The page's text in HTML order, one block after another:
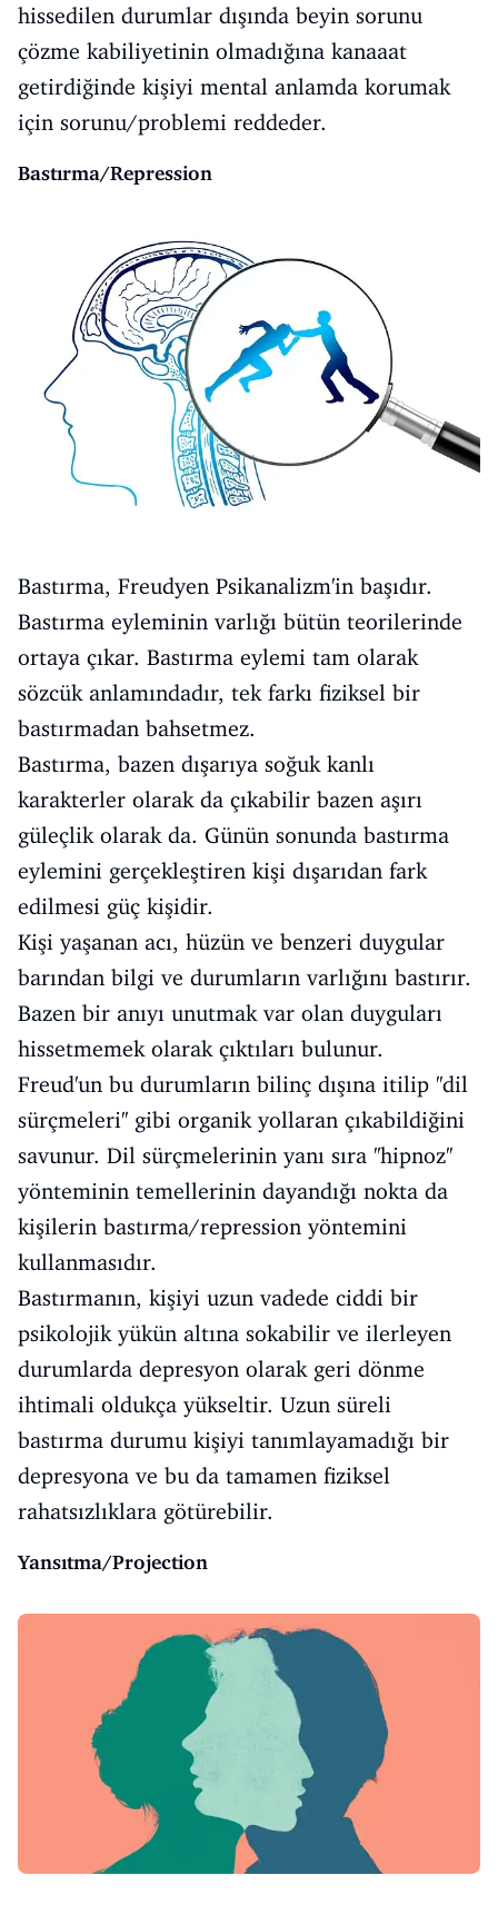
hissedilen durumlar dışında beyin sorunu
çözme kabiliyetinin olmadığına kanaaat
getirdiğinde kişiyi mental anlamda korumak
için sorunu/problemi reddeder.
Bastırma/Repression
Bastırma, Freudyen Psikanalizm'in başıdır.
Bastırma eyleminin varlığı bütün teorilerinde
ortaya çıkar. Bastırma eylemi tam olarak
sözcük anlamındadır, tek farkı fiziksel bir
bastırmadan bahsetmez.
Bastırma, bazen dışarıya soğuk kanlı
karakterler olarak da çıkabilir bazen aşırı
güleçlik olarak da. Günün sonunda bastırma
eylemini gerçekleştiren kişi dışarıdan fark
edilmesi güç kişidir.
Kişi yaşanan acı, hüzün ve benzeri duygular
barından bilgi ve durumların varlığını bastırır.
Bazen bir anıyı unutmak var olan duyguları
hissetmemek olarak çıktıları bulunur.
Freud'un bu durumların bilinç dışına itilip ''dil
sürçmeleri'' gibi organik yollaran çıkabildiğini
savunur. Dil sürçmelerinin yanı sıra ''hipnoz''
yönteminin temellerinin dayandığı nokta da
kişilerin bastırma/repression yöntemini
kullanmasıdır.
Bastırmanın, kişiyi uzun vadede ciddi bir
psikolojik yükün altına sokabilir ve ilerleyen
durumlarda depresyon olarak geri dönme
ihtimali oldukça yükseltir. Uzun süreli
bastırma durumu kişiyi tanımlayamadığı bir
depresyona ve bu da tamamen fiziksel
rahatsızlıklara götürebilir.
Yansıtma/Projection